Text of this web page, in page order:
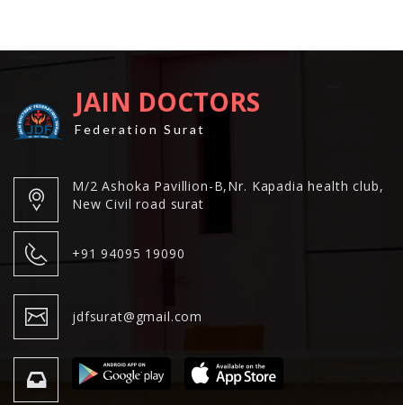
JAIN DOCTORS
Federation Surat
M/2 Ashoka Pavillion-B,Nr. Kapadia health club,
New Civil road surat
+91 94095 19090
jdfsurat@gmail.com